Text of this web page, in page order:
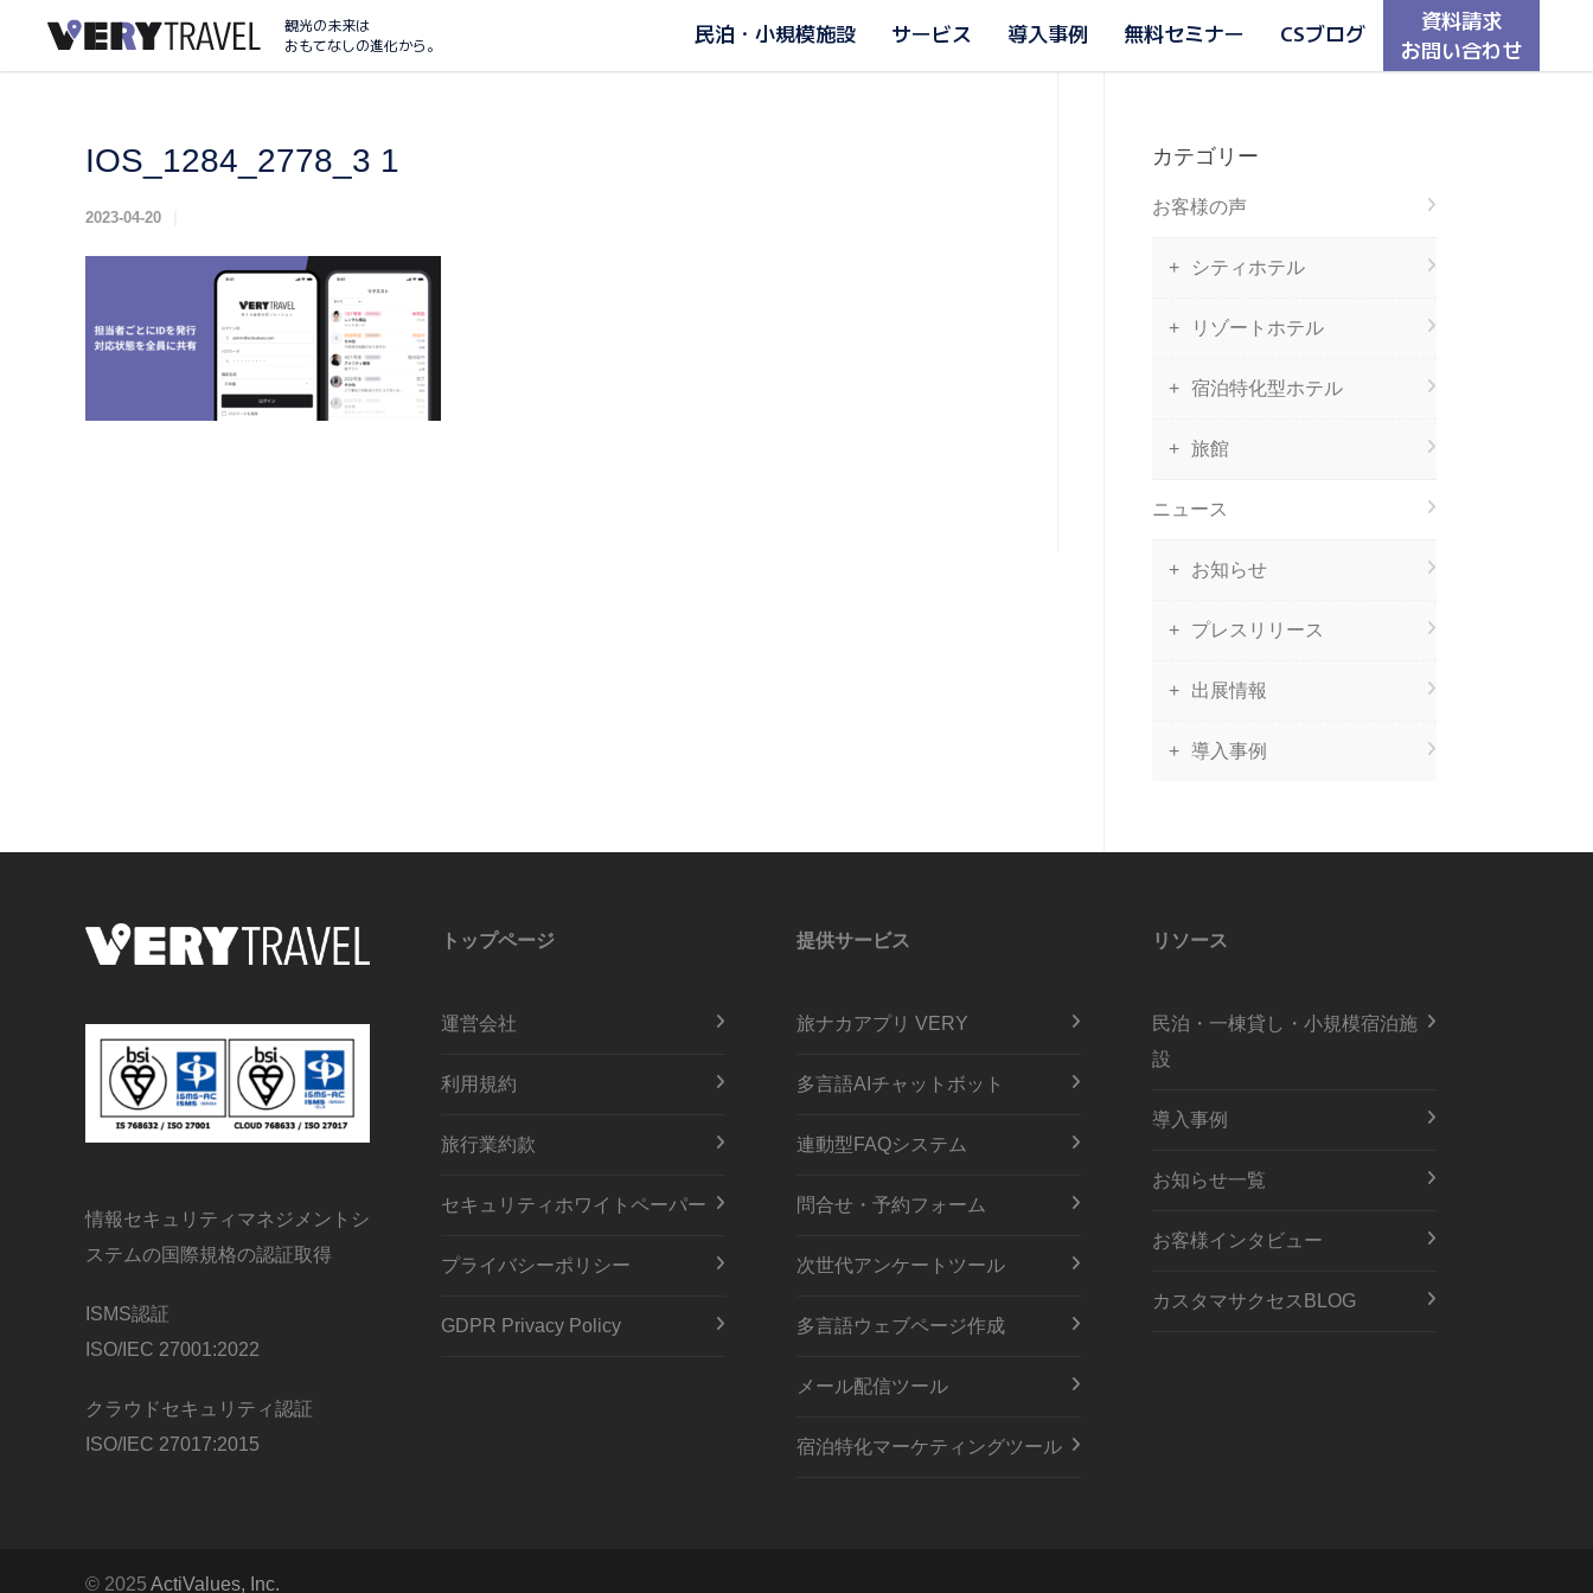
観光の未来は
おもてなしの進化から。
民泊・小規模施設 サービス 導入事例 無料セミナー CSブログ
資料請求
お問い合わせ
IOS_1284_2778_3 1
2023-04-20
カテゴリー
お客様の声
シティホテル
リゾートホテル
宿泊特化型ホテル
旅館
ニュース
お知らせ
プレスリリース
出展情報
導入事例
情報セキュリティマネジメントシ
ステムの国際規格の認証取得
ISMS認証
ISO/IEC 27001:2022
クラウドセキュリティ認証
ISO/IEC 27017:2015
トップページ
運営会社
利用規約
旅行業約款
セキュリティホワイトペーパー
プライバシーポリシー
GDPR Privacy Policy
提供サービス
旅ナカアプリ VERY
多言語AIチャットボット
連動型FAQシステム
問合せ・予約フォーム
次世代アンケートツール
多言語ウェブページ作成
メール配信ツール
宿泊特化マーケティングツール
リソース
民泊・一棟貸し・小規模宿泊施
設
導入事例
お知らせ一覧
お客様インタビュー
カスタマサクセスBLOG
© 2025 ActiValues, Inc.